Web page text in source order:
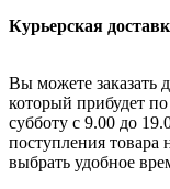
Курьерская
Вы можете заказать
который прибудет
субботу с 9.00 до
поступления товара
выбрать удобное